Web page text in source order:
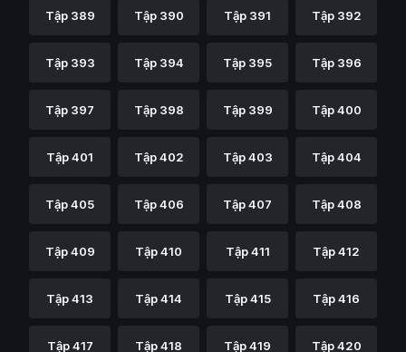
Tập 389 Tập 390 Tập 391 Tập 392
Tập 393 Tập 394 Tập 395 Tập 396
Tập 397 Tập 398 Tập 399 Tập 400
Tập 401 Tập 402 Tập 403 Tập 404
Tập 405 Tập 406 Tập 407 Tập 408
Tập 409 Tập 410 Tập 411 Tập 412
Tập 413 Tập 414 Tập 415 Tập 416
Tập 417 Tập 418 Tập 419 Tập 420